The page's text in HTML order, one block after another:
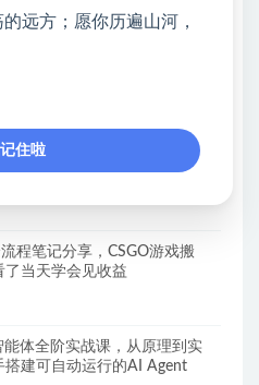
全自动番茄挂机玩法，日入
布】手机全自动撸金项目，3台
，保姆级教程及全套工具
程笔记分享，CSGO游戏搬
了当天学会见收益
体全阶实战课，从原理到实
搭建可自动运行的AI Agent
远方；愿你历遍山河，
住啦